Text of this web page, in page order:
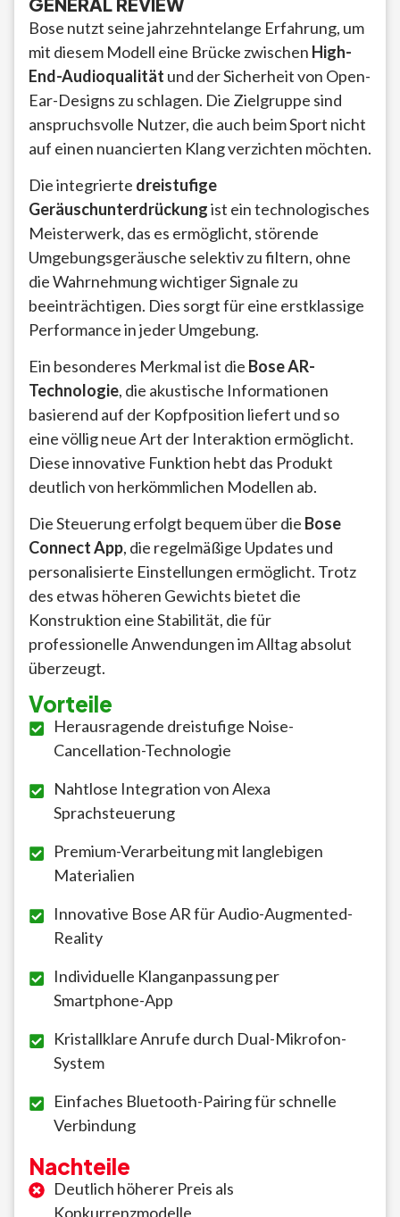
Bose nutzt seine jahrzehntelange Erfahrung, um
mit diesem Modell eine Brücke zwischen High-
End-Audioqualität und der Sicherheit von Open-
Ear-Designs zu schlagen. Die Zielgruppe sind
anspruchsvolle Nutzer, die auch beim Sport nicht
auf einen nuancierten Klang verzichten möchten.
Die integrierte dreistufige
Geräuschunterdrückungist ein technologisches
Meisterwerk, das es ermöglicht, störende
Umgebungsgeräusche selektiv zu filtern, ohne
die Wahrnehmung wichtiger Signale zu
beeinträchtigen. Dies sorgt für eine erstklassige
Performance in jeder Umgebung.
Ein besonderes Merkmal ist die Bose AR-
Technologie, die akustische Informationen
basierend auf der Kopfposition liefert und so
eine völlig neue Art der Interaktion ermöglicht.
Diese innovative Funktion hebt das Produkt
deutlich von herkömmlichen Modellen ab.
Die Steuerung erfolgt bequem über die Bose
Connect App, die regelmäßige Updates und
personalisierte Einstellungen ermöglicht. Trotz
des etwas höheren Gewichts bietet die
Konstruktion eine Stabilität, die für
professionelle Anwendungen im Alltag absolut
überzeugt.
Vorteile
Herausragende dreistufige Noise-
Cancellation-Technologie
Nahtlose Integration von Alexa
Sprachsteuerung
Premium-Verarbeitung mit langlebigen
Materialien
Innovative Bose AR für Audio-Augmented-
Reality
Individuelle Klanganpassung per
Smartphone-App
Kristallklare Anrufe durch Dual-Mikrofon-
System
Einfaches Bluetooth-Pairing für schnelle
Verbindung
Nachteile
Deutlich höherer Preis als
Konkurrenzmodelle